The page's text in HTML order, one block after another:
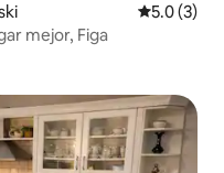
5.0 (3)
mejor, Figa